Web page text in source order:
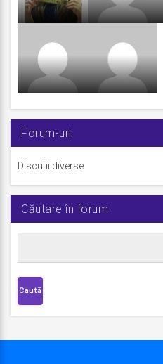
Forum-uri
Discutii diverse
Căutare în forum